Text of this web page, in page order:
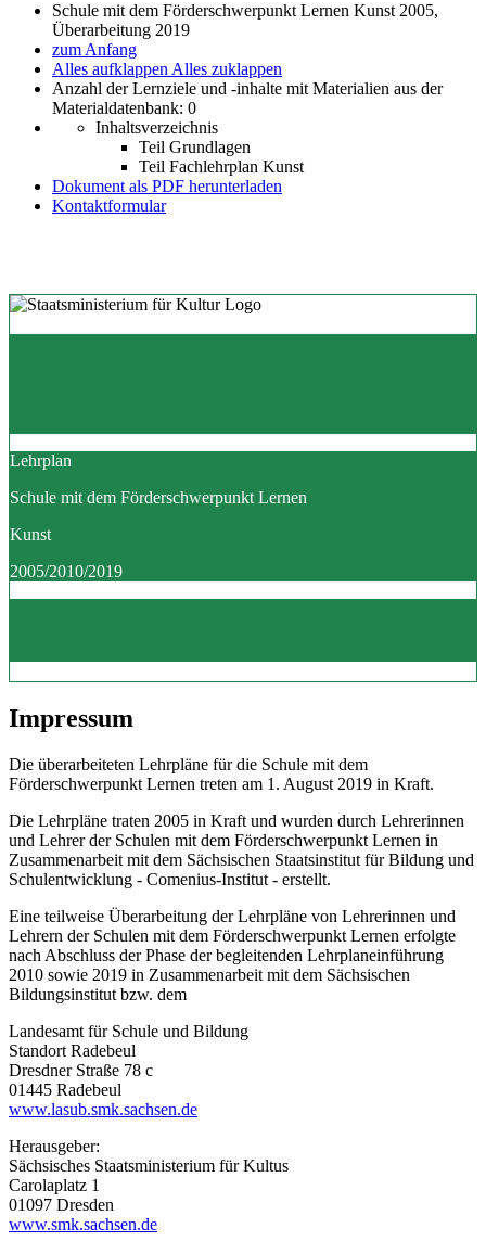
Schule mit dem Förderschwerpunkt Lernen Kunst 2005,
Überarbeitung 2019
zum Anfang
Alles aufklappen Alles zuklappen
Anzahl der Lernziele und -inhalte mit Materialien aus der
Materialdatenbank: 0
Inhaltsverzeichnis
Teil Grundlagen
Teil Fachlehrplan Kunst
Dokument als PDF herunterladen
Kontaktformular
Lehrplan
Schule mit dem Förderschwerpunkt Lernen
Kunst
2005/2010/2019
Impressum
Die überarbeiteten Lehrpläne für die Schule mit dem
Förderschwerpunkt Lernen treten am 1. August 2019 in Kraft.
Die Lehrpläne traten 2005 in Kraft und wurden durch Lehrerinnen
und Lehrer der Schulen mit dem Förderschwerpunkt Lernen in
Zusammenarbeit mit dem Sächsischen Staatsinstitut für Bildung und
Schulentwicklung - Comenius-Institut - erstellt.
Eine teilweise Überarbeitung der Lehrpläne von Lehrerinnen und
Lehrern der Schulen mit dem Förderschwerpunkt Lernen erfolgte
nach Abschluss der Phase der begleitenden Lehrplaneinführung
2010 sowie 2019 in Zusammenarbeit mit dem Sächsischen
Bildungsinstitut bzw. dem
Landesamt für Schule und Bildung
Standort Radebeul
Dresdner Straße 78 c
01445 Radebeul
www.lasub.smk.sachsen.de
Herausgeber:
Sächsisches Staatsministerium für Kultus
Carolaplatz 1
01097 Dresden
www.smk.sachsen.de